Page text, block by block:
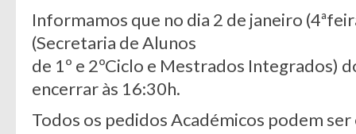
Informamos que no dia 2 de janeiro
(Secretaria de Alunos
de 1º e 2ºCiclo e Mestrados Integrados)
encerrar às 16:30h.
Todos os pedidos Académicos podem